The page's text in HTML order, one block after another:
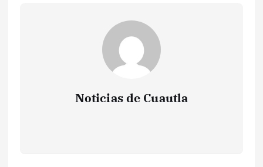
Noticias de Cuautla